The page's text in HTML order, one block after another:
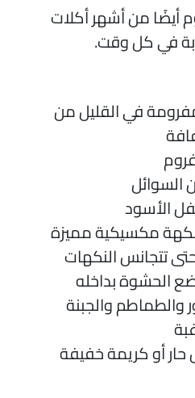
من أشهر أكلات
في كل وقت.
في القليل من
الأسود
مكسيكية مميزة
تتجانس النكهات
الحشوة بداخله
والجبنة
أو كريمة خفيفة